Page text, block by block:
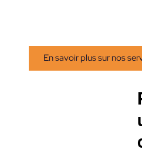
En savoir plus sur nos